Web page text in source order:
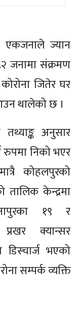
एकजनाले ज्यान
जनामा संक्रमण
जितेर घर
थालेको छ ।
अनुसार
निको भएर
कोहलपुरको
तालिक केन्द्रमा
१९ र
क्यान्सर
भएको
सम्पर्क व्यक्ति